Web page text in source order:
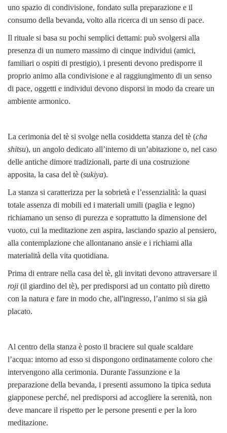
uno spazio di condivisione, fondato sulla preparazione e il
consumo della bevanda, volto alla ricerca di un senso di pace.
Il rituale si basa su pochi semplici dettami: può svolgersi alla
presenza di un numero massimo di cinque individui (amici,
familiari o ospiti di prestigio), i presenti devono predisporre il
proprio animo alla condivisione e al raggiungimento di un senso
di pace, oggetti e individui devono disporsi in modo da creare un
ambiente armonico.
La cerimonia del tè si svolge nella cosiddetta stanza del tè (cha
shitsu), un angolo dedicato all’interno di un’abitazione o, nel caso
delle antiche dimore tradizionali, parte di una costruzione
apposita, la casa del tè (sukiya).
La stanza si caratterizza per la sobrietà e l’essenzialità: la quasi
totale assenza di mobili ed i materiali umili (paglia e legno)
richiamano un senso di purezza e soprattutto la dimensione del
vuoto, cui la meditazione zen aspira, lasciando spazio al pensiero,
alla contemplazione che allontanano ansie e i richiami alla
materialità della vita quotidiana.
Prima di entrare nella casa del tè, gli invitati devono attraversare il
roji (il giardino del tè), per predisporsi ad un contatto più diretto
con la natura e fare in modo che, all'ingresso, l’animo si sia già
placato.
Al centro della stanza è posto il braciere sul quale scaldare
l’acqua: intorno ad esso si dispongono ordinatamente coloro che
intervengono alla cerimonia. Durante l'assunzione e la
preparazione della bevanda, i presenti assumono la tipica seduta
giapponese perché, nel predisporsi ad accogliere la serenità, non
deve mancare il rispetto per le persone presenti e per la loro
meditazione.